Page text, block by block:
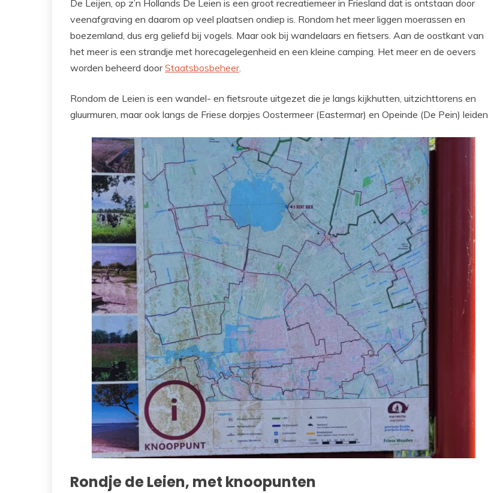
De Leijen, op z’n Hollands De Leien is een groot recreatiemeer in Friesland dat is ontstaan door
veenafgraving en daarom op veel plaatsen ondiep is. Rondom het meer liggen moerassen en
boezemland, dus erg geliefd bij vogels. Maar ook bij wandelaars en fietsers. Aan de oostkant van
het meer is een strandje met horecagelegenheid en een kleine camping. Het meer en de oevers
worden beheerd doorStaatsbosbeheer.
Rondom de Leien is een wandel- en fietsroute uitgezet die je langs kijkhutten, uitzichttorens en
gluurmuren, maar ook langs de Friese dorpjes Oostermeer (Eastermar) en Opeinde (De Pein) leiden.
Rondje de Leien, met knoopunten